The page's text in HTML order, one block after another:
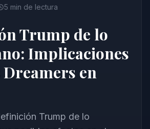
5 min de lectura
Trump de lo
Implicaciones
en
Trump de lo